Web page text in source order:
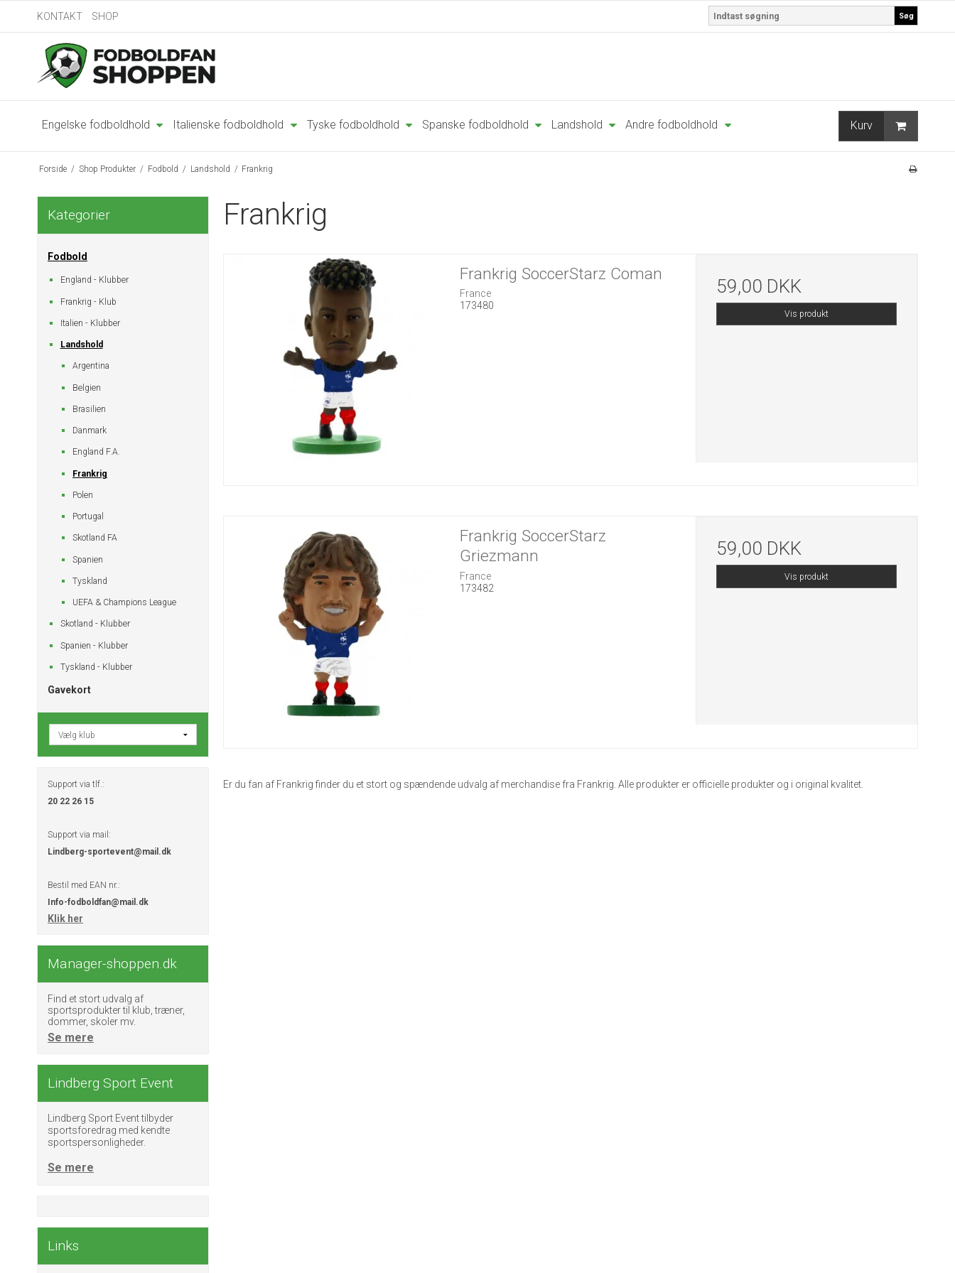
KONTAKT SHOP Søg
Engelske fodboldhold Italienske fodboldhold Tyske fodboldhold Spanske fodboldhold Landshold Andre fodboldhold Kurv
Forside / Shop Produkter / Fodbold / Landshold / Frankrig
Kategorier
Fodbold
England - Klubber
Frankrig - Klub
Italien - Klubber
Landshold
Argentina
Belgien
Brasilien
Danmark
England F.A.
Frankrig
Polen
Portugal
Skotland FA
Spanien
Tyskland
UEFA & Champions League
Skotland - Klubber
Spanien - Klubber
Tyskland - Klubber
Gavekort
Support via tlf.:
20 22 26 15
Support via mail:
Lindberg-sportevent@mail.dk
Bestil med EAN nr.:
Info-fodboldfan@mail.dk
Klik her
Manager-shoppen.dk
Find et stort udvalg af
sportsprodukter til klub, træner,
dommer, skoler mv.
Se mere
Lindberg Sport Event
Lindberg Sport Event tilbyder
sportsforedrag med kendte
sportspersonligheder.
Se mere
Links
Frankrig
Frankrig SoccerStarz Coman
France
173480
59,00 DKK
Vis produkt
Frankrig SoccerStarz
Griezmann
France
173482
59,00 DKK
Vis produkt
Er du fan af Frankrig finder du et stort og spændende udvalg af merchandise fra Frankrig. Alle produkter er officielle produkter og i original kvalitet.